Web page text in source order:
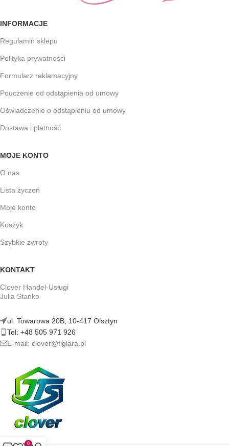
INFORMACJE
Regulamin sklepu
Polityka prywatności
Formularz reklamacyjny
Pouczenie od odstąpienia od umowy
Oświadczenie o odstąpieniu od umowy
Dostawa i płatność
MOJE KONTO
O nas
Lista życzeń
Moje konto
Koszyk
Szybkie zwroty
KONTAKT
Clover Handel-Usługi
Julia Stanko
ul. Towarowa 20B, 10-417 Olsztyn
Tel: +48 505 971 926
E-mail: clover@figlara.pl
0